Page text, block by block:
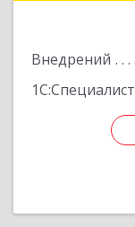
Внедрений
1С:Специалист